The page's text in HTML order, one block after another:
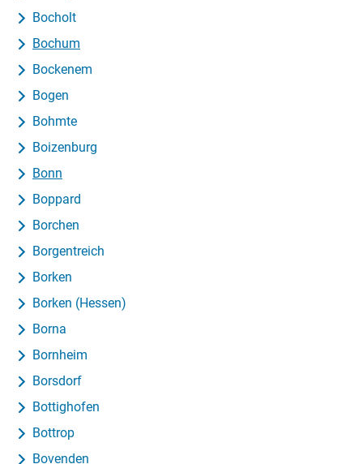
Bocholt
Bochum
Bockenem
Bogen
Bohmte
Boizenburg
Bonn
Boppard
Borchen
Borgentreich
Borken
Borken (Hessen)
Borna
Bornheim
Borsdorf
Bottighofen
Bottrop
Bovenden